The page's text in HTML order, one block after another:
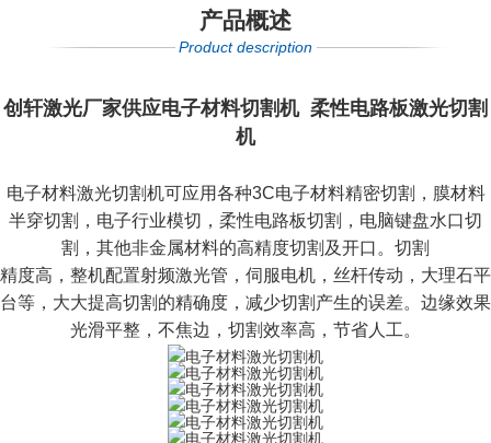
产品概述
Product description
创轩激光厂家供应电子材料切割机 柔性电路板激光切割
机
电子材料激光切割机可应用各种3C电子材料精密切割，膜材料
半穿切割，电子行业模切，柔性电路板切割，电脑键盘水口切
割，其他非金属材料的高精度切割及开口。切割
精度高，整机配置射频激光管，伺服电机，丝杆传动，大理石平
台等，大大提高切割的精确度，减少切割产生的误差。边缘效果
光滑平整，不焦边，切割效率高，节省人工。